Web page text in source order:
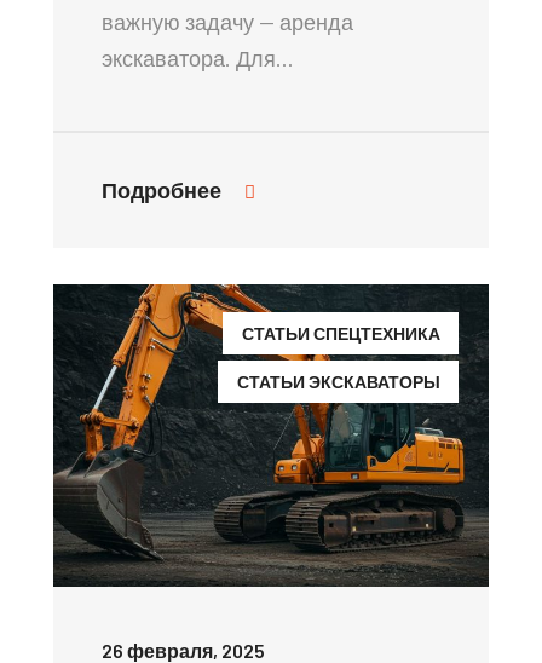
важную задачу — аренда
экскаватора. Для…
Подробнее
СТАТЬИ СПЕЦТЕХНИКА
СТАТЬИ ЭКСКАВАТОРЫ
26 февраля, 2025